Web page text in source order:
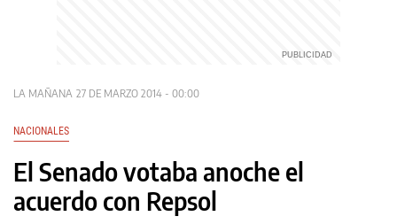
LA MAÑANA 27 DE MARZO 2014 - 00:00
NACIONALES
El Senado votaba anoche el
acuerdo con Repsol